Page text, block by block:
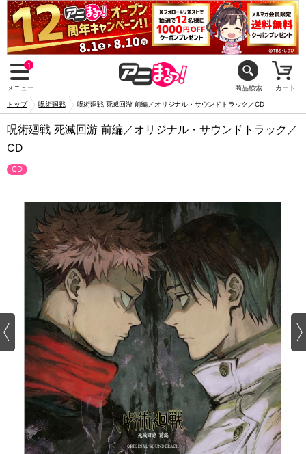
1
メニュー 商品検索 カート
トップ 呪術廻戦 呪術廻戦 死滅回游 前編／オリジナル・サウンドトラック／CD
呪術廻戦 死滅回游 前編／オリジナル・サウンドトラック／
CD
CD